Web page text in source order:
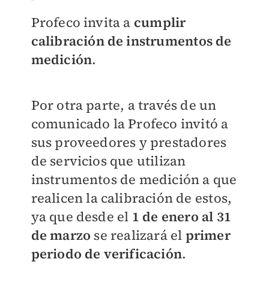
Profeco invita a cumplir
calibración de instrumentos de
medición.
Por otra parte, a través de un
comunicado la Profeco invitó a
sus proveedores y prestadores
de servicios que utilizan
instrumentos de medición a que
realicen la calibración de estos,
ya que desde el 1 de enero al 31
de marzo se realizará el primer
periodo de verificación.